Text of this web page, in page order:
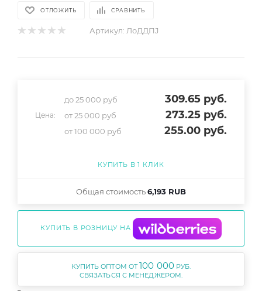
ОТЛОЖИТЬ СРАВНИТЬ
Артикул: ЛоДДПJ
Цена:
до 25 000 руб 309.65 руб.
от 25 000 руб 273.25 руб.
от 100 000 руб 255.00 руб.
КУПИТЬ В 1 КЛИК
Общая стоимость6,193 RUB
КУПИТЬ В РОЗНИЦУ НА
КУПИТЬ ОПТОМ ОТ100 000РУБ.